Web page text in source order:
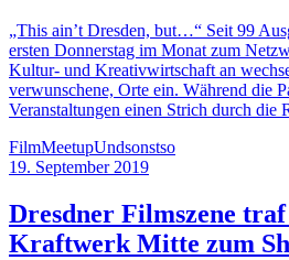
„This ain’t Dresden, but…“ Seit 99
ersten Donnerstag im Monat zum
Kultur- und Kreativwirtschaft an
verwunschene, Orte ein. Während die
Veranstaltungen einen Strich durch die
FilmMeetupUndsonstso
19. September 2019
Dresdner Filmszene
Kraftwerk Mitte zum